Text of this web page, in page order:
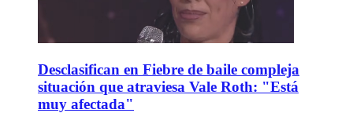
Desclasifican en Fiebre de baile compleja
situación que atraviesa Vale Roth: "Está
muy afectada"